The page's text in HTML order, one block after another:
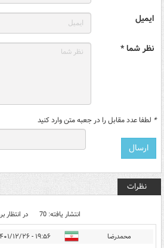
ایمیل
نظر شما *
* لطفا عدد مقابل را در جعبه متن وارد کنید
نظرات
انتشار یافته: 70 در انتظار
محمدرضا ۱۹:۵۶ - ۱۴۰۱/۱۲/۲۶